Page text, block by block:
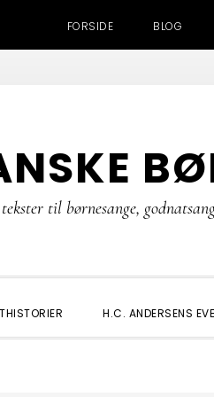
FORSIDE BLOG
til børnesange,
H.C. ANDERSENS